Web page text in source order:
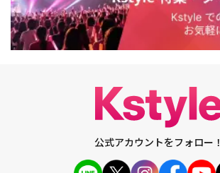
公式アカウントをフォロー！